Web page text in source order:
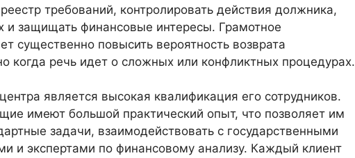
требований, контролировать действия должника,
и защищать финансовые интересы. Грамотное
существенно повысить вероятность возврата
когда речь идет о сложных или конфликтных процедурах.
является высокая квалификация его сотрудников.
имеют большой практический опыт, что позволяет им
задачи, взаимодействовать с государственными
и экспертами по финансовому анализу. Каждый клиент